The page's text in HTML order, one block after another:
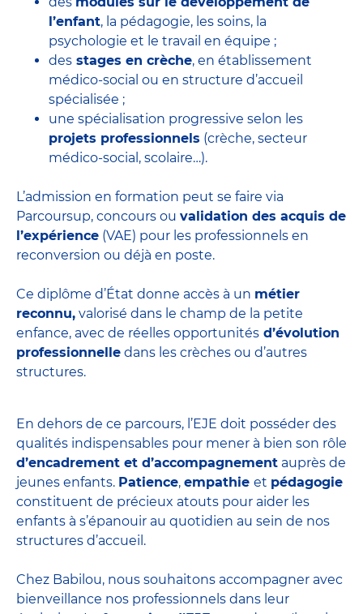
l’enfant, la pédagogie, les soins, la
psychologie et le travail en équipe ;
des stages en crèche, en établissement
médico-social ou en structure d’accueil
spécialisée ;
une spécialisation progressive selon les
projets professionnels (crèche, secteur
médico-social, scolaire…).
L’admission en formation peut se faire via
Parcoursup, concours ou validation des acquis de
l’expérience (VAE) pour les professionnels en
reconversion ou déjà en poste.
Ce diplôme d’État donne accès à un métier
reconnu, valorisé dans le champ de la petite
enfance, avec de réelles opportunités d’évolution
professionnelle dans les crèches ou d’autres
structures.
En dehors de ce parcours, l’EJE doit posséder des
qualités indispensables pour mener à bien son rôle
d’encadrement et d’accompagnement auprès de
jeunes enfants. Patience, empathie et pédagogie
constituent de précieux atouts pour aider les
enfants à s’épanouir au quotidien au sein de nos
structures d’accueil.
Chez Babilou, nous souhaitons accompagner avec
bienveillance nos professionnels dans leur